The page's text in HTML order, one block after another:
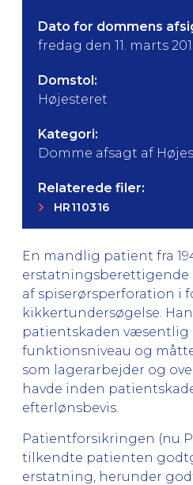
Dato for dommens
fredag den 11. marts
Domstol:
Højesteret
Kategori:
Domme afsagt af
Relaterede filer:
HR110316
En mandlig patient fra
erstatningsberettigende
af spiserørsperforation i
kikkertundersøgelse.
patientskaden væsentlig
funktionsniveau og
som lagerarbejder og
havde inden
efterlønsbevis.
Patientforsikringen (nu
tilkendte patienten
erstatning, herunder